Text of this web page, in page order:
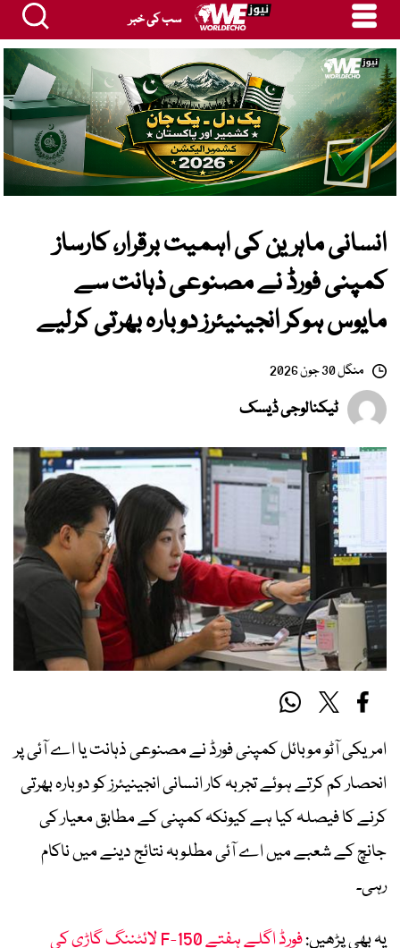
سب کی خبر
انسانی ماہرین کی اہمیت برقرار، کارساز
کمپنی فورڈ نے مصنوعی ذہانت سے
مایوس ہوکر انجینیئرز دوبارہ بھرتی کرلیے
منگل 30 جون 2026
ٹیکنالوجی ڈیسک
امریکی آٹو موبائل کمپنی فورڈ نے مصنوعی ذہانت یا اے آئی پر
انحصار کم کرتے ہوئے تجربہ کار انسانی انجینیئرز کو دوبارہ بھرتی
کرنے کا فیصلہ کیا ہے کیونکہ کمپنی کے مطابق معیار کی
جانچ کے شعبے میں اے آئی مطلوبہ نتائج دینے میں ناکام
رہی۔
یہ بھی پڑھیں:
فورڈ اگلے ہفتے F-150 لائٹننگ گاڑی کی